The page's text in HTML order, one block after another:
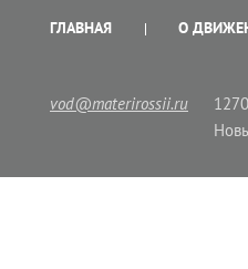
ГЛАВНАЯ О
vod@materirossii.ru